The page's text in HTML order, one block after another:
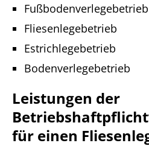
Fußbodenverlegebetrieb
Fliesenlegebetrieb
Estrichlegebetrieb
Bodenverlegebetrieb
Leistungen der
für einen